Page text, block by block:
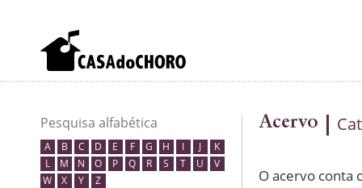
Pesquisa alfabética
A B C D E F G H I J
K
L
M N O P Q R S T U
V
W
X Y Z
Acervo
O acervo conta